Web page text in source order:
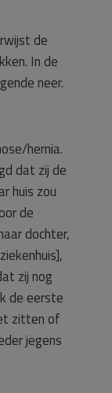
de
In de
neer.
hernia.
dat zij de
huis zou
de
dochter,
zij nog
de eerste
zitten of
jegens